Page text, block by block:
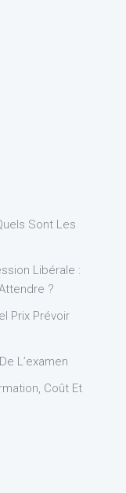
Sont Les
Libérale :
?
Prix Prévoir
L’examen
Coût Et